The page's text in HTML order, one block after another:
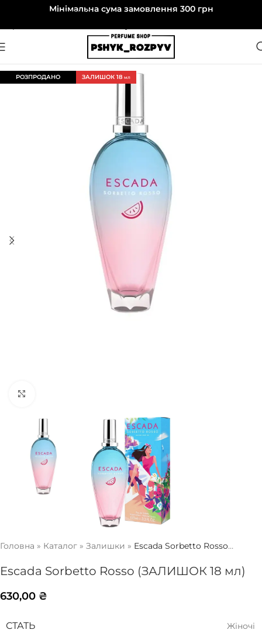
Перейти до навігаціїМінімальна сума замовлення 300 грн
РОЗПРОДАНО ЗАЛИШОК 18 МЛ
Головна » Каталог » Залишки » Escada Sorbetto Rosso
Escada Sorbetto Rosso (ЗАЛИШОК 18 мл)
630,00 ₴
СТАТЬ Жіночі